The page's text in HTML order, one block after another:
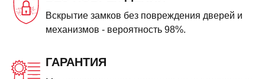
Вскрытие замков без повреждения дверей и
механизмов - вероятность 98%.
ГАРАНТИЯ